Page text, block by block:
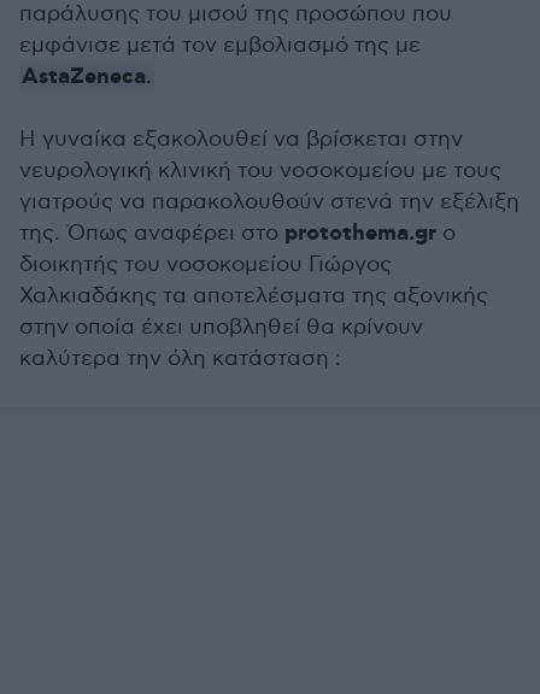
παράλυσης του μισού της προσώπου που
εμφάνισε μετά τον εμβολιασμό της με
AstaZeneca.
Η γυναίκα εξακολουθεί να βρίσκεται στην
νευρολογική κλινική του νοσοκομείου με τους
γιατρούς να παρακολουθούν στενά την εξέλιξη
της. Όπως αναφέρει στο protothema.gr ο
διοικητής του νοσοκομείου Γιώργος
Χαλκιαδάκης τα αποτελέσματα της αξονικής
στην οποία έχει υποβληθεί θα κρίνουν
καλύτερα την όλη κατάσταση :